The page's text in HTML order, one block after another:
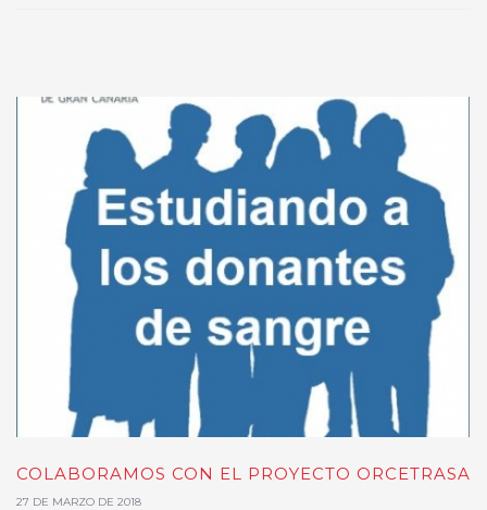
COLABORAMOS CON EL PROYECTO ORCETRASA
27 DE MARZO DE 2018